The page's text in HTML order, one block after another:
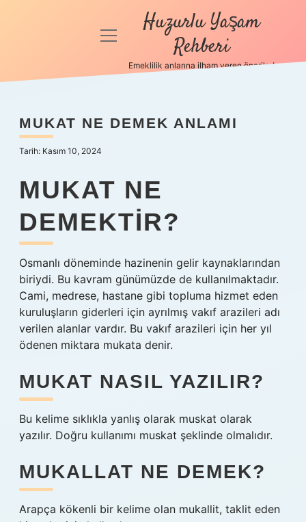
Anasayfa
Politikası
Yasal Uyarı
Hakkımızda
menüyü
Huzurlu Yaşam
Rehberi
Emeklilik anlarına ilham veren öneriler!
MUKAT NE DEMEK ANLAMI
Tarih: Kasım 10, 2024
MUKAT NE
DEMEKTIR?
Osmanlı döneminde hazinenin gelir kaynaklarından
biriydi. Bu kavram günümüzde de kullanılmaktadır.
Cami, medrese, hastane gibi topluma hizmet eden
kuruluşların giderleri için ayrılmış vakıf arazileri adı
verilen alanlar vardır. Bu vakıf arazileri için her yıl
ödenen miktara mukata denir.
MUKAT NASIL YAZILIR?
Bu kelime sıklıkla yanlış olarak muskat olarak
yazılır. Doğru kullanımı muskat şeklinde olmalıdır.
MUKALLAT NE DEMEK?
Arapça kökenli bir kelime olan mukallit, taklit eden